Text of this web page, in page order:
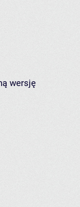
wersję